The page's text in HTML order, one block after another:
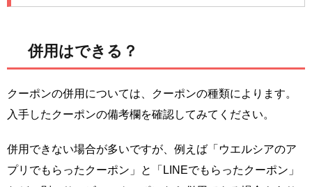
併用はできる？
クーポンの併用については、クーポンの種類によります。
入手したクーポンの備考欄を確認してみてください。
併用できない場合が多いですが、例えば「ウエルシアのア
プリでもらったクーポン」と「LINEでもらったクーポン」